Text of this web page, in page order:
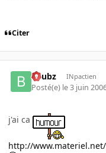
Citer
beubz INpactien
Posté(e) le 3 juin
j'ai ca
http://